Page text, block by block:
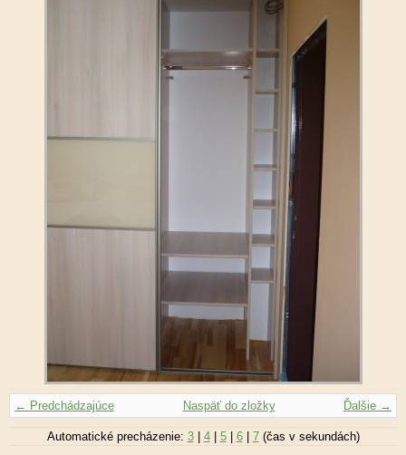
← Predchádzajúce Ďalšie →
Naspäť do zložky
Automatické precházenie: 3| 4| 5| 6| 7(čas v sekundách)